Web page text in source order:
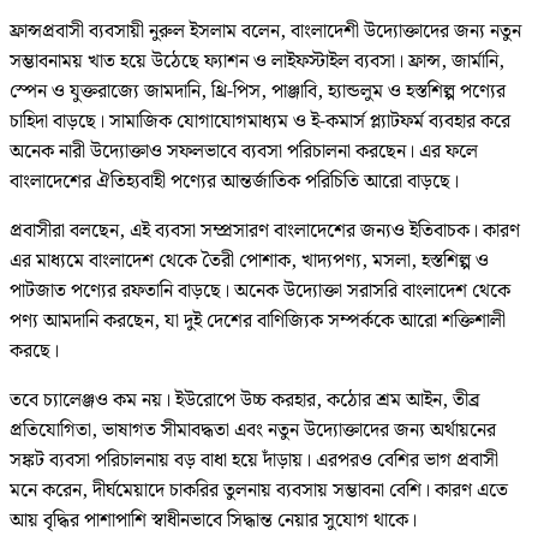
ফ্রান্সপ্রবাসী ব্যবসায়ী নুরুল ইসলাম বলেন, বাংলাদেশী উদ্যোক্তাদের জন্য নতুন
সম্ভাবনাময় খাত হয়ে উঠেছে ফ্যাশন ও লাইফস্টাইল ব্যবসা। ফ্রান্স, জার্মানি,
স্পেন ও যুক্তরাজ্যে জামদানি, থ্রি-পিস, পাঞ্জাবি, হ্যান্ডলুম ও হস্তশিল্প পণ্যের
চাহিদা বাড়ছে। সামাজিক যোগাযোগমাধ্যম ও ই-কমার্স প্ল্যাটফর্ম ব্যবহার করে
অনেক নারী উদ্যোক্তাও সফলভাবে ব্যবসা পরিচালনা করছেন। এর ফলে
বাংলাদেশের ঐতিহ্যবাহী পণ্যের আন্তর্জাতিক পরিচিতি আরো বাড়ছে।
প্রবাসীরা বলছেন, এই ব্যবসা সম্প্রসারণ বাংলাদেশের জন্যও ইতিবাচক। কারণ
এর মাধ্যমে বাংলাদেশ থেকে তৈরী পোশাক, খাদ্যপণ্য, মসলা, হস্তশিল্প ও
পাটজাত পণ্যের রফতানি বাড়ছে। অনেক উদ্যোক্তা সরাসরি বাংলাদেশ থেকে
পণ্য আমদানি করছেন, যা দুই দেশের বাণিজ্যিক সম্পর্ককে আরো শক্তিশালী
করছে।
তবে চ্যালেঞ্জও কম নয়। ইউরোপে উচ্চ করহার, কঠোর শ্রম আইন, তীব্র
প্রতিযোগিতা, ভাষাগত সীমাবদ্ধতা এবং নতুন উদ্যোক্তাদের জন্য অর্থায়নের
সঙ্কট ব্যবসা পরিচালনায় বড় বাধা হয়ে দাঁড়ায়। এরপরও বেশির ভাগ প্রবাসী
মনে করেন, দীর্ঘমেয়াদে চাকরির তুলনায় ব্যবসায় সম্ভাবনা বেশি। কারণ এতে
আয় বৃদ্ধির পাশাপাশি স্বাধীনভাবে সিদ্ধান্ত নেয়ার সুযোগ থাকে।